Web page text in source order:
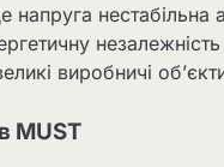
напруга нестабільна
незалежність
виробничі
MUST